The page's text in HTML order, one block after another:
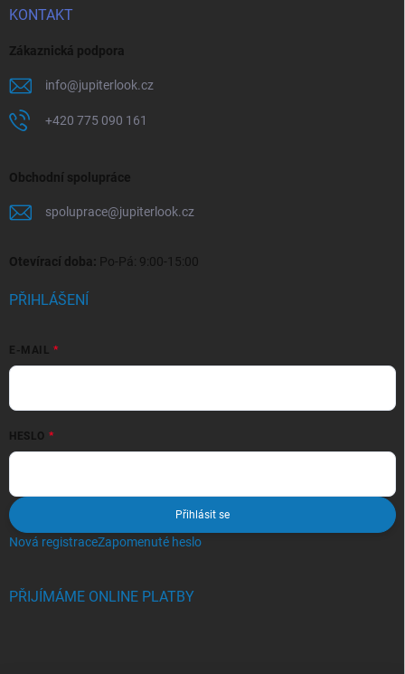
KONTAKT
Zákaznická podpora
info@jupiterlook.cz
+420 775 090 161
Obchodní spolupráce
spoluprace@jupiterlook.cz
Otevírací doba: Po-Pá: 9:00-15:00
PŘIHLÁŠENÍ
E-MAIL
HESLO
Přihlásit se
Nová registraceZapomenuté heslo
PŘIJÍMÁME ONLINE PLATBY